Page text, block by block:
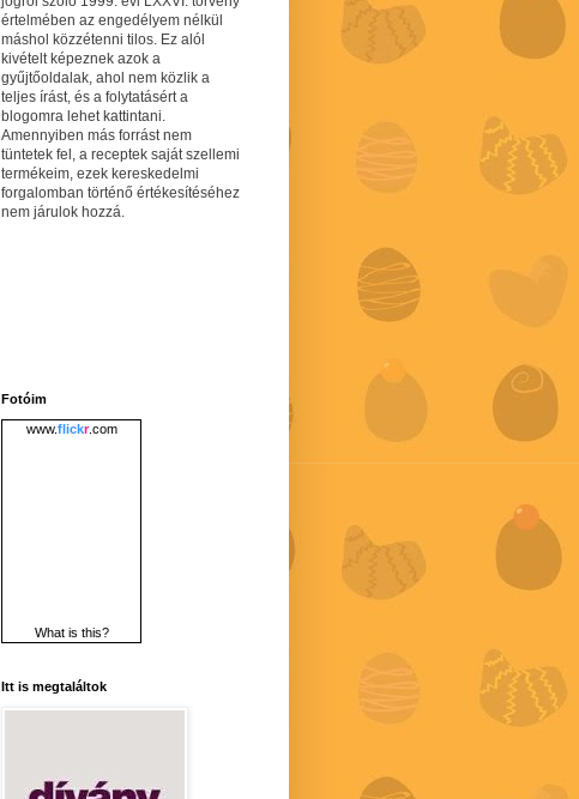
értelmében az engedélyem nélkül
máshol közzétenni tilos. Ez alól
kivételt képeznek azok a
gyűjtőoldalak, ahol nem közlik a
teljes írást, és a folytatásért a
blogomra lehet kattintani.
Amennyiben más forrást nem
tüntetek fel, a receptek saját szellemi
termékeim, ezek kereskedelmi
forgalomban történő értékesítéséhez
nem járulok hozzá.
Fotóim
www.flickr.com
What is this?
Itt is megtaláltok